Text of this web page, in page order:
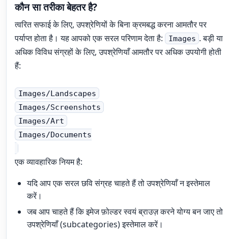
कौन सा तरीका बेहतर है?
त्वरित सफाई के लिए, उपश्रेणियों के बिना क्रमबद्ध करना आमतौर पर
पर्याप्त होता है। यह आपको एक सरल परिणाम देता है:
Images . बड़ी या
अधिक विविध संग्रहों के लिए, उपश्रेणियाँ आमतौर पर अधिक उपयोगी होती
हैं:
Images/Landscapes
Images/Screenshots
Images/Art
Images/Documents
एक व्यावहारिक नियम है:
यदि आप एक सरल छवि संग्रह चाहते हैं तो उपश्रेणियाँ न इस्तेमाल
करें।
जब आप चाहते हैं कि इमेज फ़ोल्डर स्वयं ब्राउज़ करने योग्य बन जाए तो
उपश्रेणियाँ (subcategories) इस्तेमाल करें।